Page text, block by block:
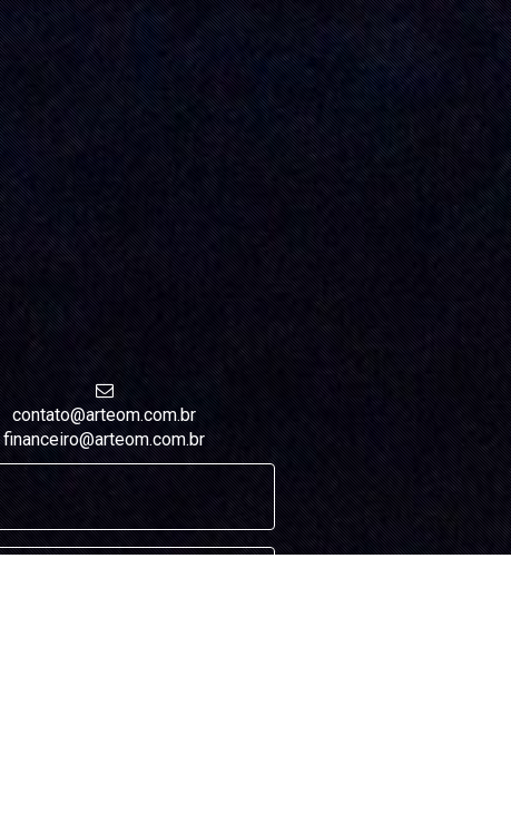
contato@arteom.com.br
financeiro@arteom.com.br